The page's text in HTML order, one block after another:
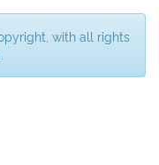
with all rights